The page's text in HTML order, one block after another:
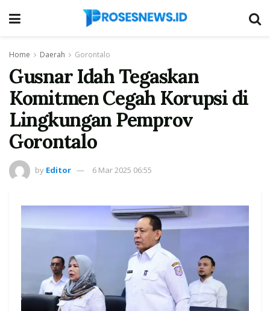
Home Daerah Gorontalo
Gusnar Idah Tegaskan
Komitmen Cegah Korupsi di
Lingkungan Pemprov
Gorontalo
by Editor 6 Mar 2025 06:55